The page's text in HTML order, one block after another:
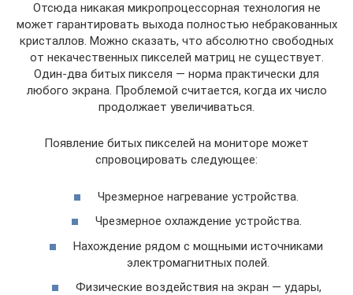
Отсюда никакая микропроцессорная технология не
может гарантировать выхода полностью небракованных
кристаллов. Можно сказать, что абсолютно свободных
от некачественных пикселей матриц не существует.
Один-два битых пикселя — норма практически для
любого экрана. Проблемой считается, когда их число
продолжает увеличиваться.
Появление битых пикселей на мониторе может
спровоцировать следующее:
Чрезмерное нагревание устройства.
Чрезмерное охлаждение устройства.
Нахождение рядом с мощными источниками
электромагнитных полей.
Физические воздействия на экран — удары,